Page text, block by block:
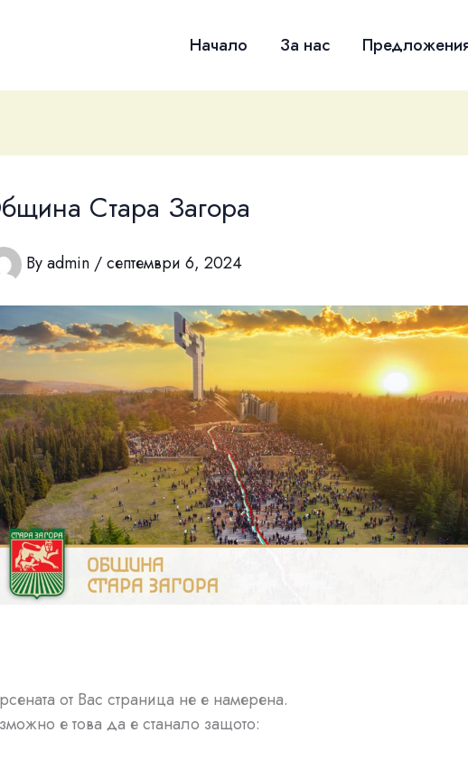
Начало За нас
Стара Загора
Byadmin /септември 6, 2024
от Вас страница не е намерена.
е това да е станало защото: